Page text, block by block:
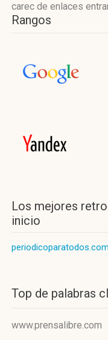
carec de enlaces
Rangos
Los mejores
inicio
Top de palabras
www.prensalibre.com